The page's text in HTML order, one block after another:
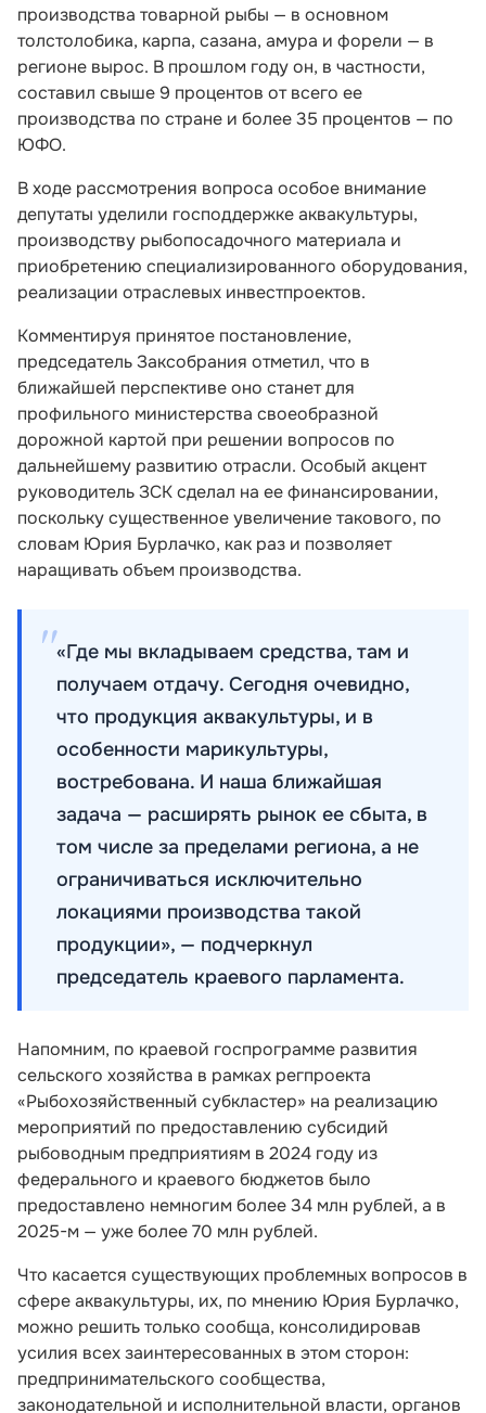
производства товарной рыбы — в основном
толстолобика, карпа, сазана, амура и форели — в
регионе вырос. В прошлом году он, в частности,
составил свыше 9 процентов от всего ее
производства по стране и более 35 процентов — по
ЮФО.
В ходе рассмотрения вопроса особое внимание
депутаты уделили господдержке аквакультуры,
производству рыбопосадочного материала и
приобретению специализированного оборудования,
реализации отраслевых инвестпроектов.
Комментируя принятое постановление,
председатель Заксобрания отметил, что в
ближайшей перспективе оно станет для
профильного министерства своеобразной
дорожной картой при решении вопросов по
дальнейшему развитию отрасли. Особый акцент
руководитель ЗСК сделал на ее финансировании,
поскольку существенное увеличение такового, по
словам Юрия Бурлачко, как раз и позволяет
наращивать объем производства.
«Где мы вкладываем средства, там и
получаем отдачу. Сегодня очевидно,
что продукция аквакультуры, и в
особенности марикультуры,
востребована. И наша ближайшая
задача — расширять рынок ее сбыта, в
том числе за пределами региона, а не
ограничиваться исключительно
локациями производства такой
продукции», — подчеркнул
председатель краевого парламента.
Напомним, по краевой госпрограмме развития
сельского хозяйства в рамках регпроекта
«Рыбохозяйственный субкластер» на реализацию
мероприятий по предоставлению субсидий
рыбоводным предприятиям в 2024 году из
федерального и краевого бюджетов было
предоставлено немногим более 34 млн рублей, а в
2025-м — уже более 70 млн рублей.
Что касается существующих проблемных вопросов в
сфере аквакультуры, их, по мнению Юрия Бурлачко,
можно решить только сообща, консолидировав
усилия всех заинтересованных в этом сторон:
предпринимательского сообщества,
законодательной и исполнительной власти, органов